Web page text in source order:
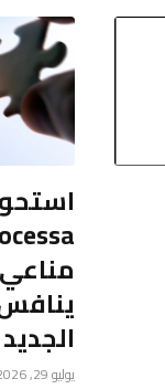
الجديد
يوليو 29, 2026